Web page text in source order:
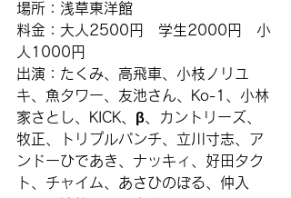
場所：浅草東洋館
料金：大人2500円　学生2000円　小
人1000円
出演：たくみ、高飛車、小枝ノリユ
キ、魚タワー、友池さん、Ko-1、小林
家さとし、KICK、β、カントリーズ、
牧正、トリプルパンチ、立川寸志、ア
ンドーひであき、ナッキィ、好田タク
ト、チャイム、あさひのぼる、仲入